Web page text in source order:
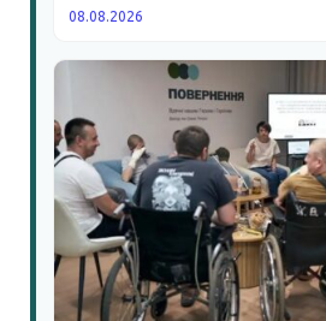
08.08.2026